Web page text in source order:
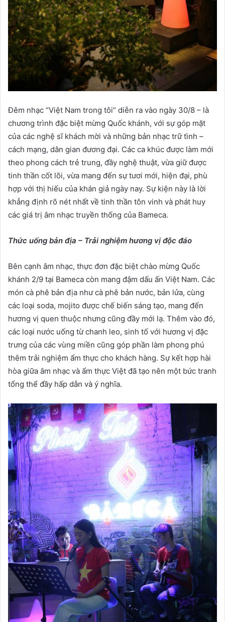
Đêm nhạc “Việt Nam trong tôi” diễn ra vào ngày 30/8 – là
chương trình đặc biệt mừng Quốc khánh, với sự góp mặt
của các nghệ sĩ khách mời và những bản nhạc trữ tình –
cách mạng, dân gian đương đại. Các ca khúc được làm mới
theo phong cách trẻ trung, đầy nghệ thuật, vừa giữ được
tinh thần cốt lõi, vừa mang đến sự tươi mới, hiện đại, phù
hợp với thị hiếu của khán giả ngày nay. Sự kiện này là lời
khẳng định rõ nét nhất về tinh thần tôn vinh và phát huy
các giá trị âm nhạc truyền thống của Bameca.
Thức uống bản địa – Trải nghiệm hương vị độc đáo
Bên cạnh âm nhạc, thực đơn đặc biệt chào mừng Quốc
khánh 2/9 tại Bameca còn mang đậm dấu ấn Việt Nam. Các
món cà phê bản địa như cà phê bản nước, bản lửa, cùng
các loại soda, mojito được chế biến sáng tạo, mang đến
hương vị quen thuộc nhưng cũng đầy mới lạ. Thêm vào đó,
các loại nước uống từ chanh leo, sinh tố với hương vị đặc
trưng của các vùng miền cũng góp phần làm phong phú
thêm trải nghiệm ẩm thực cho khách hàng. Sự kết hợp hài
hòa giữa âm nhạc và ẩm thực Việt đã tạo nên một bức tranh
tổng thể đầy hấp dẫn và ý nghĩa.